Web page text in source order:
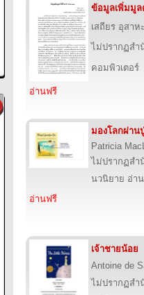
ข้อมูลเพิ่มมูล
เสถียร อุสาห
ไม่ปรากฏส
คอมพิวเตอร์
อ่านฟรี
มองโลกผ่าน
Patricia
ไม่ปรากฏส
นวนิยาย อ่า
อ่านฟรี
เจ้าชายน้อย
Antoine de
ไม่ปรากฏส